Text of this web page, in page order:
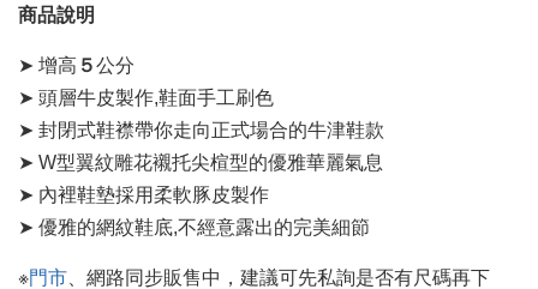
商品說明
➤ 增高 ５公分
➤ 頭層牛皮製作,鞋面手工刷色
➤ 封閉式鞋襟帶你走向正式場合的牛津鞋款
➤ W型翼紋雕花襯托尖楦型的優雅華麗氣息
➤ 內裡鞋墊採用柔軟豚皮製作
➤ 優雅的網紋鞋底,不經意露出的完美細節
※門市 、網路同步販售中，建議可先私詢是否有尺碼再下